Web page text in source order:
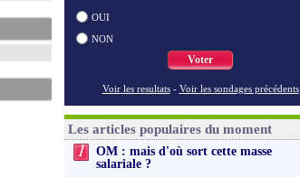
OUI
NON
Voter
Voir les resultats - Voir les sondages précédents
Les articles populaires du moment
1
OM : mais d'où sort cette masse
salariale ?